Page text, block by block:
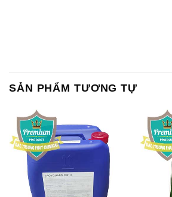
SẢN PHẨM TƯƠNG TỰ